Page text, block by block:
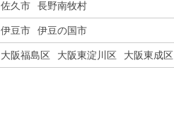
佐久市 長野南牧村
伊豆市 伊豆の国市
大阪福島区 大阪東淀川区 大阪東成区